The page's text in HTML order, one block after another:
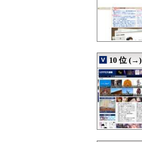
08/09 20:09
08/09 20:09
08/09 20:08
08/09 20:06
08/09 20:05
08/09 20:05
08/09 20:05
08/09 20:05
08/09 20:05
08/09 20:05
08/09 20:04
08/09 20:03
08/09 20:03
10 位 (→)